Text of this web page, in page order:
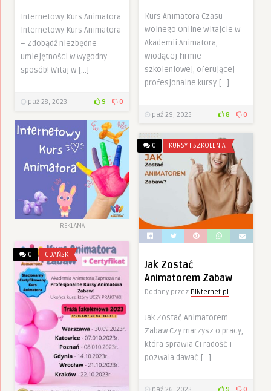
Kurs Animatora Czasu
Wolnego Online Witajcie w
Akademii Animatora,
wiodącej firmie
szkoleniowej, oferującej
profesjonalne kursy […]
paź 29, 2023 8 0
Internetowy Kurs Animatora
Internetowy Kurs Animatora
– Zdobądź niezbędne
umiejętności w wygodny
sposób! Witaj w […]
paź 28, 2023 9 0
REKLAMA
0 KURSY I SZKOLENIA
Jak Zostać
Animatorem Zabaw
Dodany przez PINternet.pl
Jak Zostać Animatorem
Zabaw Czy marzysz o pracy,
która sprawia Ci radość i
pozwala dawać […]
0 GDAŃSK